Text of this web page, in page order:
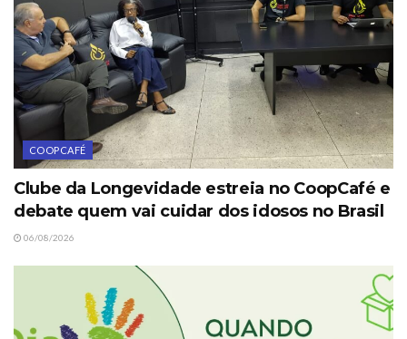
COOPCAFÉ
Clube da Longevidade estreia no CoopCafé e
debate quem vai cuidar dos idosos no Brasil
06/08/2026